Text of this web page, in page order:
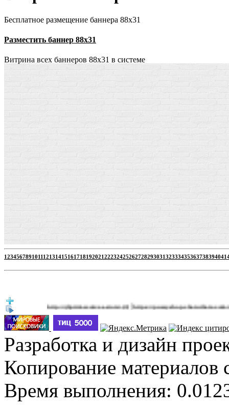
Бесплатное размещение баннера 88х31
Разместить баннер 88х31
Витрина всех баннеров 88x31 в системе
1234567891011121314151617181920212223242526272829303132333435363738394041
http://jbprimecurves.store/(3)|https://pussyshop.chaturbate.com/male-
Разработка и дизайн
Копирование материалов
Время выполнения: